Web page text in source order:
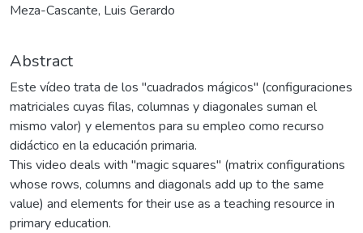
Meza-Cascante, Luis Gerardo
Abstract
Este vídeo trata de los "cuadrados mágicos" (configuraciones
matriciales cuyas filas, columnas y diagonales suman el
mismo valor) y elementos para su empleo como recurso
didáctico en la educación primaria.
This video deals with "magic squares" (matrix configurations
whose rows, columns and diagonals add up to the same
value) and elements for their use as a teaching resource in
primary education.